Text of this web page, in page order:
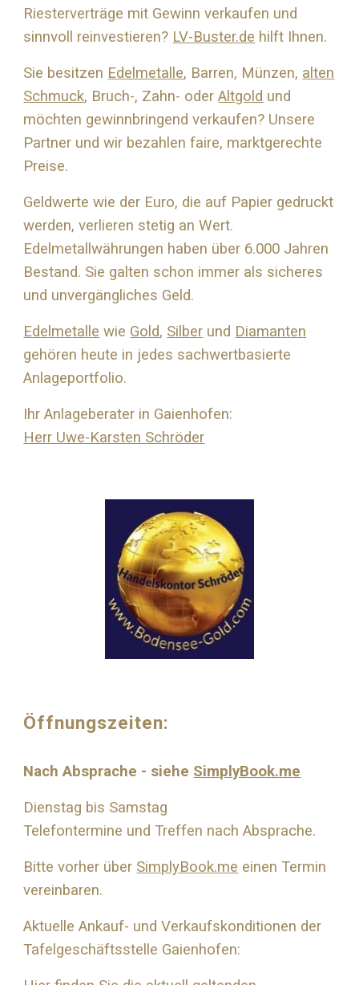
Riesterverträge mit Gewinn verkaufen und
sinnvoll reinvestieren? LV-Buster.de hilft Ihnen.
Sie besitzen Edelmetalle, Barren, Münzen, alten
Schmuck, Bruch-, Zahn- oderAltgold und
möchten gewinnbringend verkaufen? Unsere
Partner und wir bezahlen faire, marktgerechte
Preise.
Geldwerte wie der Euro, die auf Papier gedruckt
werden, verlieren stetig an Wert.
Edelmetallwährungen haben über 6.000 Jahren
Bestand. Sie galten schon immer als sicheres
und unvergängliches Geld.
Edelmetalle wie Gold, Silber und Diamanten
gehören heute in jedes sachwertbasierte
Anlageportfolio.
Ihr Anlageberater in Gaienhofen:
Herr Uwe-Karsten Schröder
Öffnungszeiten:
Nach Absprache - siehe SimplyBook.me
Dienstag bis Samstag
Telefontermine und Treffen nach Absprache.
Bitte vorher über SimplyBook.me einen Termin
vereinbaren.
Aktuelle Ankauf- und Verkaufskonditionen der
Tafelgeschäftsstelle Gaienhofen: